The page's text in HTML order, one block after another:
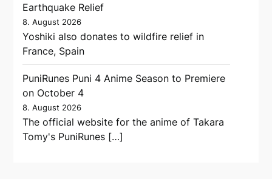
Earthquake Relief
8. August 2026
Yoshiki also donates to wildfire relief in
France, Spain
PuniRunes Puni 4 Anime Season to Premiere
on October 4
8. August 2026
The official website for the anime of Takara
Tomy's PuniRunes […]